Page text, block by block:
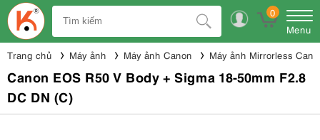
0
Menu
Trang chủ Máy ảnh Máy ảnh Canon Máy ảnh Mirrorless
Canon EOS R50 V Body + Sigma 18-50mm F2.8
DC DN (C)